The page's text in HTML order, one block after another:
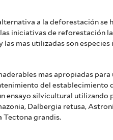
a la deforestación se
iniciativas de reforestación
las mas utilizadas son
mas apropiadas
del establecimiento
ensayo silvicultural utilizando
Dalbergia retusa,
Tectona grandis.